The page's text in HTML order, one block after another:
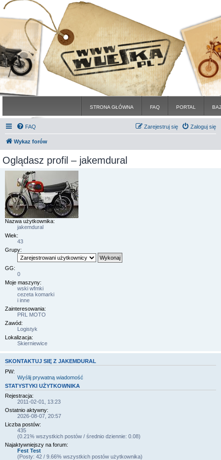
STRONA GŁÓWNA FAQ PORTAL
FAQ Zaloguj się
Zarejestruj się
Wykaz forów
Oglądasz profil – jakemdural
Nazwa użytkownika:
jakemdural
Wiek:
43
Grupy:
GG:
0
Moje maszyny:
wski wfmki
cezeta komarki
i inne
Zainteresowania:
PRL MOTO
Zawód:
Logistyk
Lokalizacja:
Skierniewice
SKONTAKTUJ SIĘ Z JAKEMDURAL
PW:
Wyślij prywatną wiadomość
STATYSTYKI UŻYTKOWNIKA
Rejestracja:
2011-02-01, 13:23
Ostatnio aktywny:
2026-08-07, 20:57
Liczba postów:
435
(0.21% wszystkich postów / średnio dziennie: 0.08)
Najaktywniejszy na forum:
Fest Test
(Posty: 42 / 9.66% wszystkich postów użytkownika)